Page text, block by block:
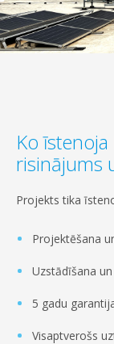
Ko
risinājums
Projekts tika
Projektēšana
Uzstādīšana
5 gadu
Visaptverošs